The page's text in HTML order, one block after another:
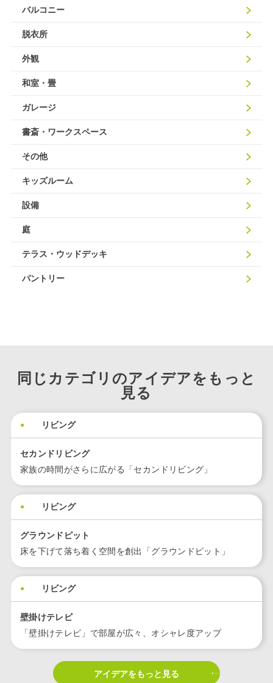
バルコニー
脱衣所
外観
和室・畳
ガレージ
書斎・ワークスペース
その他
キッズルーム
設備
庭
テラス・ウッドデッキ
パントリー
同じカテゴリのアイデアをもっと
見る
リビング
セカンドリビング
家族の時間がさらに広がる「セカンドリビング」
リビング
グラウンドピット
床を下げて落ち着く空間を創出「グラウンドピット」
リビング
壁掛けテレビ
「壁掛けテレビ」で部屋が広々、オシャレ度アップ
アイデアをもっと見る